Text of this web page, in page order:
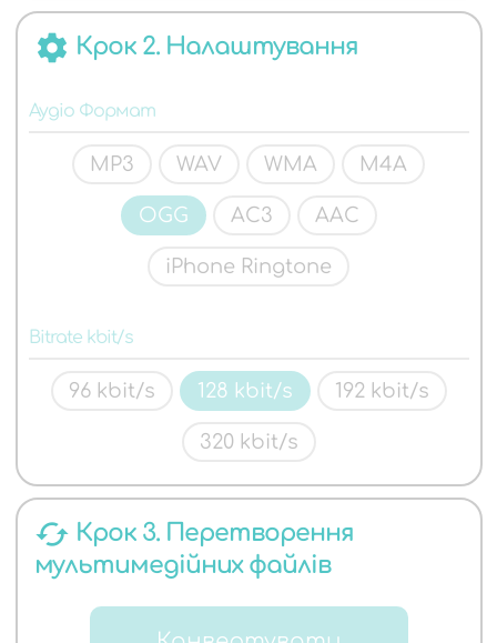
ФОРМАТІВ
settings Крок 2. Налаштування
Аудіо Формат
MP3 WAV WMA M4A
OGG AC3 AAC
iPhone Ringtone
Bitrate kbit/s
96 kbit/s 128 kbit/s 192 kbit/s
320 kbit/s
cached Крок 3. Перетворення
мультимедійних файлів